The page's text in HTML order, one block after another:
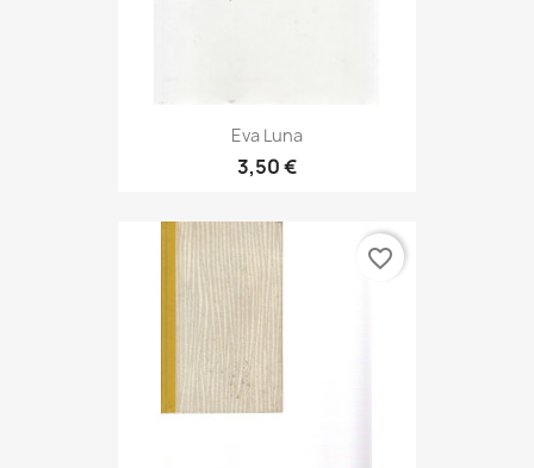
Eva Luna
3,50 €
favorite_border